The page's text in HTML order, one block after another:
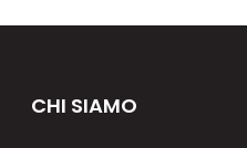
CHI SIAMO